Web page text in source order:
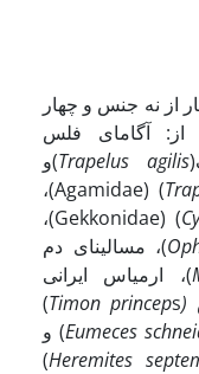
از نه جنس و چهار
از: آگامای فلس
Trapelus agilis)و
) (Agamidae)،
) (Gekkonidae)،
)، مسالینای دم
)، ارمیاس ایرانی
(
Timon princep
s)
Eumeces) و
Heremites
)